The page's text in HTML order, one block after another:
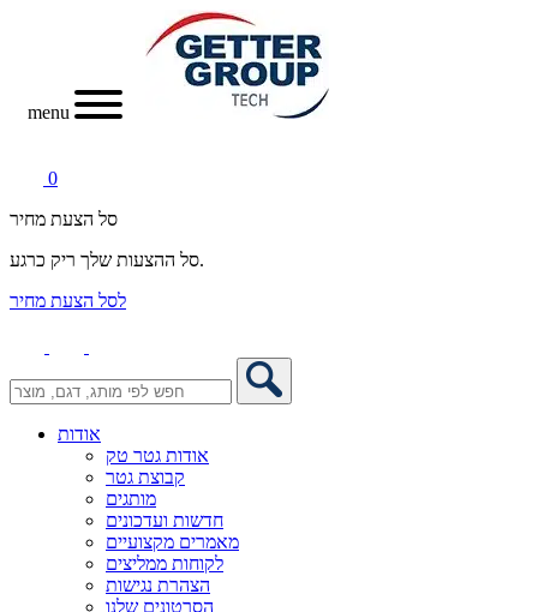
menu
0
סל הצעת מחיר
סל ההצעות שלך ריק כרגע.
לסל הצעת מחיר
אודות
אודות גטר טק
קבוצת גטר
מותגים
חדשות ועדכונים
מאמרים מקצועיים
לקוחות ממליצים
הצהרת נגישות
הסרטונים שלנו